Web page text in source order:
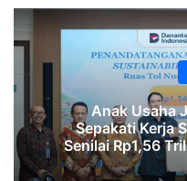
Anak Usaha
Sepakati Kerja
‎Senilai Rp1,56